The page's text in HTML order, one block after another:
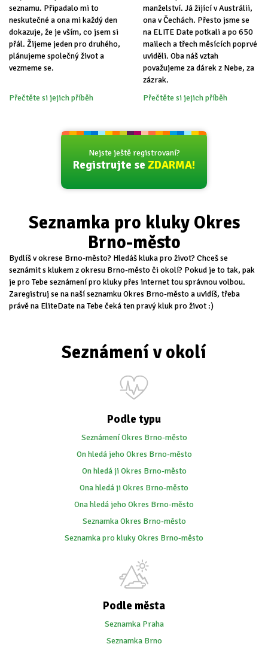
seznamu. Připadalo mi to
neskutečné a ona mi každý den
dokazuje, že je vším, co jsem si
přál. Žijeme jeden pro druhého,
plánujeme společný život a
vezmeme se.
Přečtěte si jejich příběh
manželství. Já žijící v Austrálii,
ona v Čechách. Přesto jsme se
na ELITE Date potkali a po 650
mailech a třech měsících poprvé
uviděli. Oba náš vztah
považujeme za dárek z Nebe, za
zázrak.
Přečtěte si jejich příběh
Nejste ještě registrovaní?
Registrujte se ZDARMA!
Seznamka pro kluky Okres
Brno-město
Bydlíš v okrese Brno-město? Hledáš kluka pro život? Chceš se
seznámit s klukem z okresu Brno-město či okolí? Pokud je to tak, pak
je pro Tebe seznámení pro kluky přes internet tou správnou volbou.
Zaregistruj se na naší seznamku Okres Brno-město a uvidíš, třeba
právě na EliteDate na Tebe čeká ten pravý kluk pro život :)
Seznámení v okolí
Podle typu
Seznámení Okres Brno-město
On hledá jeho Okres Brno-město
On hledá ji Okres Brno-město
Ona hledá ji Okres Brno-město
Ona hledá jeho Okres Brno-město
Seznamka Okres Brno-město
Seznamka pro kluky Okres Brno-město
Podle města
Seznamka Praha
Seznamka Brno